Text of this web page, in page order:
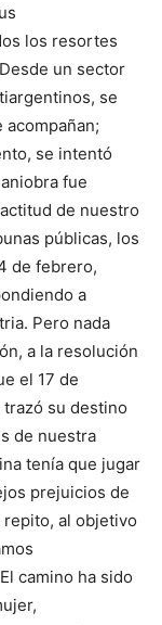
los resortes
un sector
se
se intentó
fue
de nuestro
públicas, los
de febrero,
a
Pero nada
a la resolución
el 17 de
su destino
de nuestra
tenía que jugar
prejuicios de
al objetivo
camino ha sido